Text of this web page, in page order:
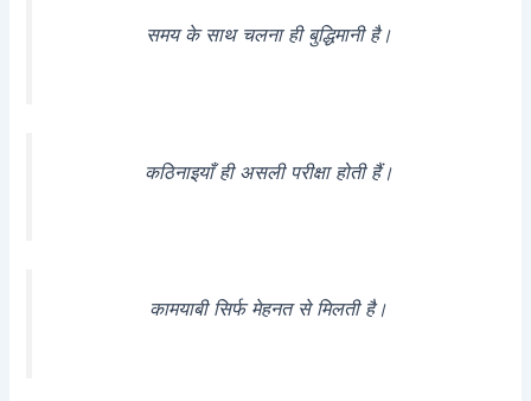
समय के साथ चलना ही बुद्धिमानी है।
कठिनाइयाँ ही असली परीक्षा होती हैं।
कामयाबी सिर्फ मेहनत से मिलती है।